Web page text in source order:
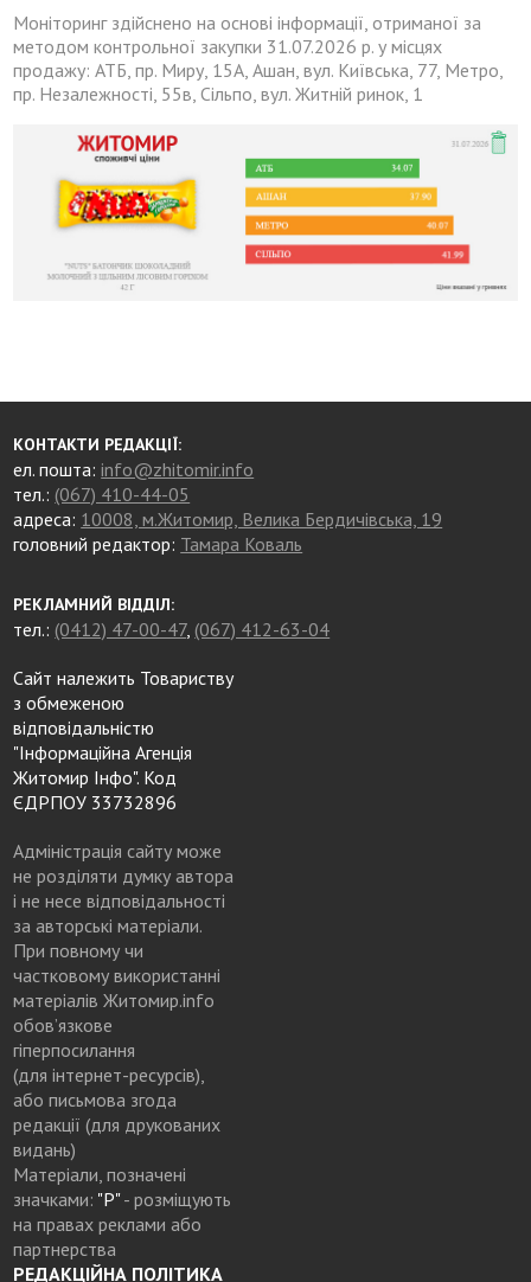
Моніторинг здійснено на основі інформації, отриманої за
методом контрольної закупки 31.07.2026 р. у місцях
продажу: АТБ, пр. Миру, 15А, Ашан, вул. Київська, 77, Метро,
пр. Незалежності, 55в, Сільпо, вул. Житній ринок, 1
КОНТАКТИ РЕДАКЦІЇ:
ел. пошта:info@zhitomir.info
тел.: (067) 410-44-05
адреса: 10008, м.Житомир, Велика Бердичівська, 19
головний редактор: Тамара Коваль
РЕКЛАМНИЙ ВІДДІЛ:
тел.: (0412) 47-00-47, (067) 412-63-04
Сайт належить Товариству
з обмеженою
відповідальністю
"Інформаційна Агенція
Житомир Інфо". Код
ЄДРПОУ 33732896
Адміністрація сайту може
не розділяти думку автора
і не несе відповідальності
за авторські матеріали.
При повному чи
частковому використанні
матеріалів Житомир.info
обов’язкове
гіперпосилання
(для інтернет-ресурсів),
або письмова згода
редакції (для друкованих
видань)
Матеріали, позначені
значками: "Р"- розміщують
на правах реклами або
партнерства
РЕДАКЦІЙНА ПОЛІТИКА